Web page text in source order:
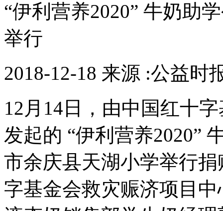
“伊利营养2020” 牛奶助
举行
2018-12-18 来源 :公益时
12月14日，由中国红十
发起的 “伊利营养2020”
市余庆县天湖小学举行
字基金会救灾赈济项目